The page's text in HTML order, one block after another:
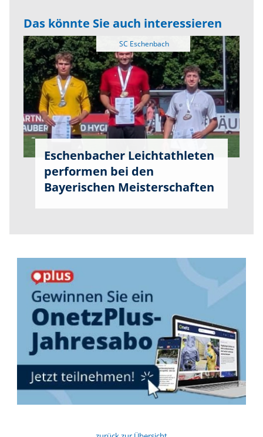
Das könnte Sie auch interessieren
Eschenbacher Leichtathleten
performen bei den
Bayerischen Meisterschaften